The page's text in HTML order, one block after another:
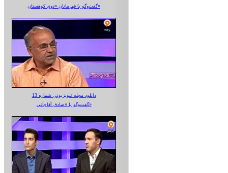
گفت‌وگو با قهرمانان «دوی کوهستان»
دانلود مجله تلویزیونی شماره 13
گفت‌وگو با «صادق آقاجانی»